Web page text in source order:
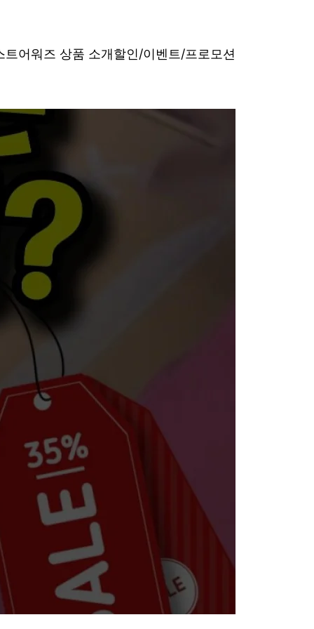
어워즈 상품 소개할인/이벤트/프로모션